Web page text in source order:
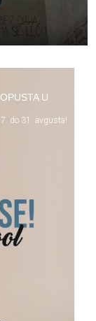
U
do 31. avgusta!